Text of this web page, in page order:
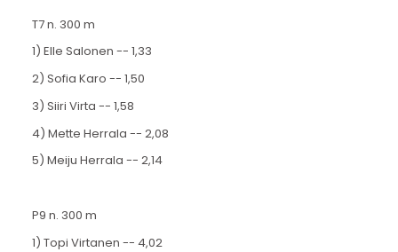
T7 n. 300 m
1) Elle Salonen -- 1,33
2) Sofia Karo -- 1,50
3) Siiri Virta -- 1,58
4) Mette Herrala -- 2,08
5) Meiju Herrala -- 2,14
P9 n. 300 m
1) Topi Virtanen -- 4,02